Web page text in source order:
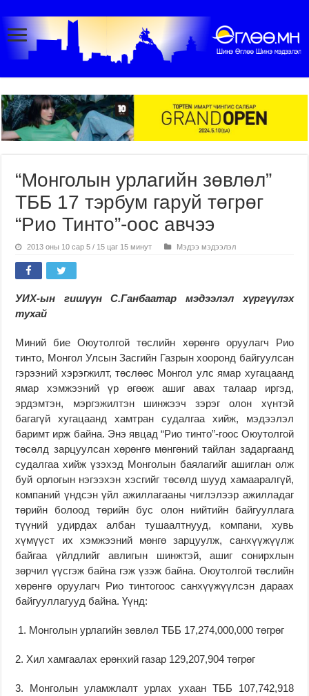
“Монголын урлагийн зөвлөл”
ТББ 17 тэрбум гаруй төгрөг
“Рио Тинто”-оос авчээ
2013 оны 10 сар 5 / 15 цаг 15 минут Мэдээ мэдээлэл
УИХ-ын гишүүн С.Ганбаатар мэдээлэл хүргүүлэх
тухай
Миний бие Оюутолгой төслийн хөрөнгө оруулагч Рио
тинто, Монгол Улсын Засгийн Газрын хооронд байгуулсан
гэрээний хэрэгжилт, төслөөс Монгол улс ямар хугацаанд
ямар хэмжээний үр өгөөж ашиг авах талаар иргэд,
эрдэмтэн, мэргэжилтэн шинжээч зэрэг олон хүнтэй
багагүй хугацаанд хамтран судалгаа хийж, мэдээлэл
баримт ирж байна. Энэ явцад “Рио тинто”-гоос Оюутолгой
төсөлд зарцуулсан хөрөнгө мөнгөний тайлан задаргаанд
судалгаа хийж үзэхэд Монголын баялагийг ашиглан олж
буй орлогын нэгээхэн хэсгийг төсөлд шууд хамааралгүй,
компаний үндсэн үйл ажиллагааны чиглэлээр ажилладаг
төрийн болоод төрийн бус олон нийтийн байгууллага
түүний удирдах албан тушаалтнууд, компани, хувь
хүмүүст их хэмжээний мөнгө зарцуулж, санхүүжүүлж
байгаа үйлдлийг авлигын шинжтэй, ашиг сонирхлын
зөрчил үүсгэж байна гэж үзэж байна. Оюутолгой төслийн
хөрөнгө оруулагч Рио тинтогоос санхүүжүүлсэн дараах
байгууллагууд байна. Үүнд:
1. Монголын урлагийн зөвлөл ТББ 17,274,000,000 төгрөг
2. Хил хамгаалах ерөнхий газар 129,207,904 төгрөг
3. Монголын уламжлалт урлах ухаан ТББ 107,742,918